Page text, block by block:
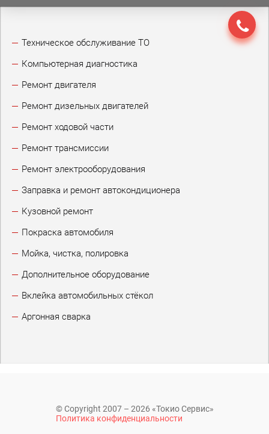
Техническое обслуживание ТО
Компьютерная диагностика
Ремонт двигателя
Ремонт дизельных двигателей
Ремонт ходовой части
Ремонт трансмиссии
Ремонт электрооборудования
Заправка и ремонт автокондиционера
Кузовной ремонт
Покраска автомобиля
Мойка, чистка, полировка
Дополнительное оборудование
Вклейка автомобильных стёкол
Аргонная сварка
© Copyright 2007 – 2026 «Токио Сервис»
Политика конфиденциальности